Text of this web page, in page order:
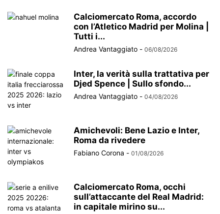
Calciomercato Roma, accordo
con l’Atletico Madrid per Molina |
Tutti i...
Andrea Vantaggiato - 06/08/2026
Inter, la verità sulla trattativa per
Djed Spence | Sullo sfondo...
Andrea Vantaggiato - 04/08/2026
Amichevoli: Bene Lazio e Inter,
Roma da rivedere
Fabiano Corona - 01/08/2026
Calciomercato Roma, occhi
sull’attaccante del Real Madrid:
in capitale mirino su...